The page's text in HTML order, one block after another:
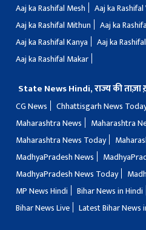
Aaj ka Rashifal Mesh
Aaj ka
Aaj ka Rashifal Mithun
Aaj ka
Aaj ka Rashifal Kanya
Aaj ka
Aaj ka Rashifal Makar
State News Hindi, राज्य की ताज़ा
CG News
Chhattisgarh News
Maharashtra News
Maharashtra
Maharashtra News Today
MadhyaPradesh News
MadhyaPradesh News Today
MP News Hindi
Bihar News in Hindi
Bihar News Live
Latest Bihar News